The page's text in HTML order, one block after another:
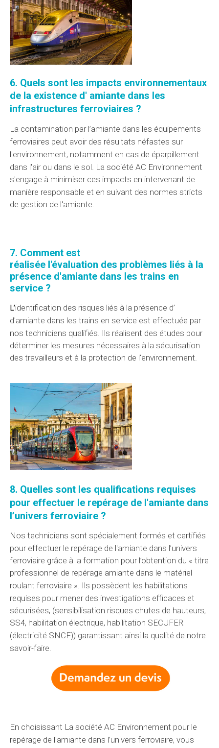
6. Quels sont les impacts environnementaux
de la existence d' amiante dans les
infrastructures ferroviaires ?
La contamination par l’amiante dans les équipements
ferroviaires peut avoir des résultats néfastes sur
l'environnement, notamment en cas de éparpillement
dans l'air ou dans le sol. La société AC Environnement
s'engage à minimiser ces impacts en intervenant de
manière responsable et en suivant des normes stricts
de gestion de l'amiante.
7. Comment est
réalisée l'évaluation des problèmes liés à la
présence d'amiante dans les trains en
service ?
L’identification des risques liés à la présence d’
d'amiante dans les trains en service est effectuée par
nos techniciens qualifiés. Ils réalisent des études pour
déterminer les mesures nécessaires à la sécurisation
des travailleurs et à la protection de l'environnement.
8. Quelles sont les qualifications requises
pour effectuer le repérage de l'amiante dans
l’univers ferroviaire ?
Nos techniciens sont spécialement formés et certifiés
pour effectuer le repérage de l'amiante dans l’univers
ferroviaire grâce à la formation pour l’obtention du « titre
professionnel de repérage amiante dans le matériel
roulant ferroviaire ». Ils possèdent les habilitations
requises pour mener des investigations efficaces et
sécurisées, (sensibilisation risques chutes de hauteurs,
SS4, habilitation électrique, habilitation SECUFER
(électricité SNCF)) garantissant ainsi la qualité de notre
savoir-faire
En choisissant La société AC Environnement pour le
repérage de l'amiante dans l’univers ferroviaire, vous